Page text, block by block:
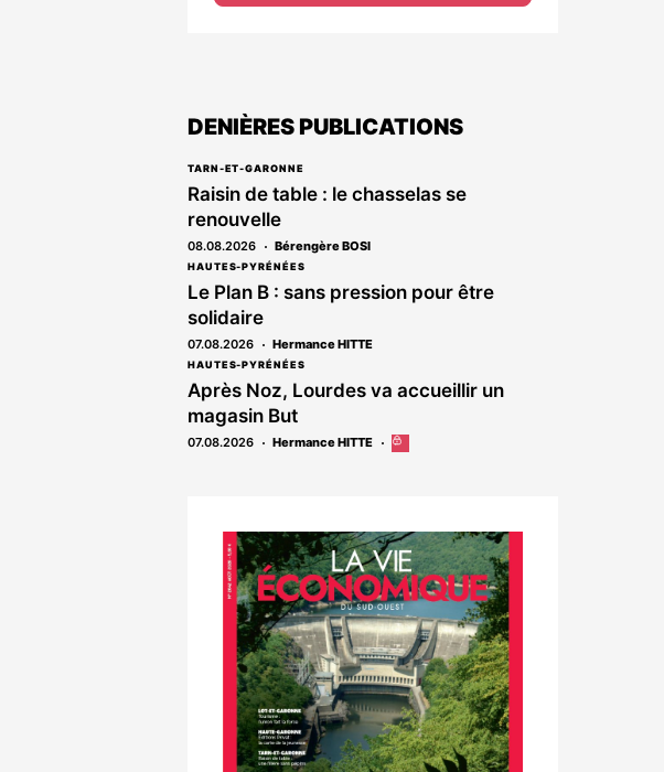
DENIÈRES PUBLICATIONS
TARN-ET-GARONNE
Raisin de table : le chasselas se
renouvelle
08.08.2026 Bérengère BOSI
HAUTES-PYRÉNÉES
Le Plan B : sans pression pour être
solidaire
07.08.2026 Hermance HITTE
HAUTES-PYRÉNÉES
Après Noz, Lourdes va accueillir un
magasin But
07.08.2026 Hermance HITTE
Cet
abonnés
Notre
dernier
magazine